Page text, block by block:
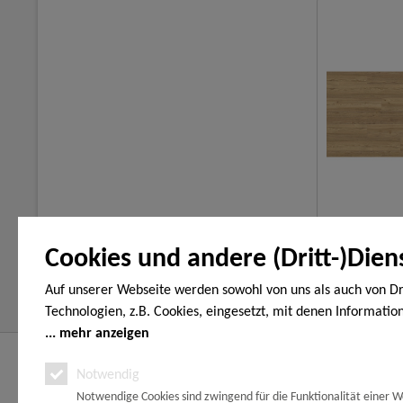
Cookies und andere (Dritt-
Auf unserer Webseite werden sowohl von uns als auch von
Technologien, z.B. Cookies, eingesetzt, mit denen
Endgerät gespeichert und/oder von Ihrem Endgerät
Analyse-, Marketing- und Statistik-Cookies. Bei den
handelt es sich um solche, die technisch notwendig sind, um
mehr anzeigen
Notwendig
Notwendige Cookies sind zwingend für die Funktionalität einer
Service Hotline